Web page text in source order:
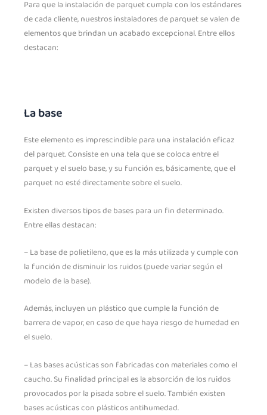
Para que la instalación de parquet cumpla con los estándares
de cada cliente, nuestros instaladores de parquet se valen de
elementos que brindan un acabado excepcional. Entre ellos
destacan:
La base
Este elemento es imprescindible para una instalación eficaz
del parquet. Consiste en una tela que se coloca entre el
parquet y el suelo base, y su función es, básicamente, que el
parquet no esté directamente sobre el suelo.
Existen diversos tipos de bases para un fin determinado.
Entre ellas destacan:
– La base de polietileno, que es la más utilizada y cumple con
la función de disminuir los ruidos (puede variar según el
modelo de la base).
Además, incluyen un plástico que cumple la función de
barrera de vapor, en caso de que haya riesgo de humedad en
el suelo.
– Las bases acústicas son fabricadas con materiales como el
caucho. Su finalidad principal es la absorción de los ruidos
provocados por la pisada sobre el suelo. También existen
bases acústicas con plásticos antihumedad.